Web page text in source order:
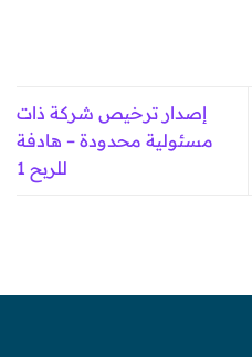
إصدار ترخيص شركة ذات
مسئولية محدودة – هادفة
للربح 1